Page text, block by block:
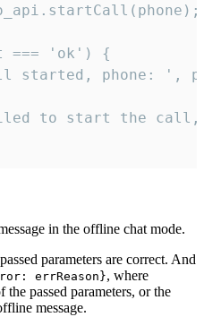
=== 'ok') {
started, phone: ',
to start the
in the offline chat mode.
parameters are correct. And
errReason}, where
passed parameters, or the
message.